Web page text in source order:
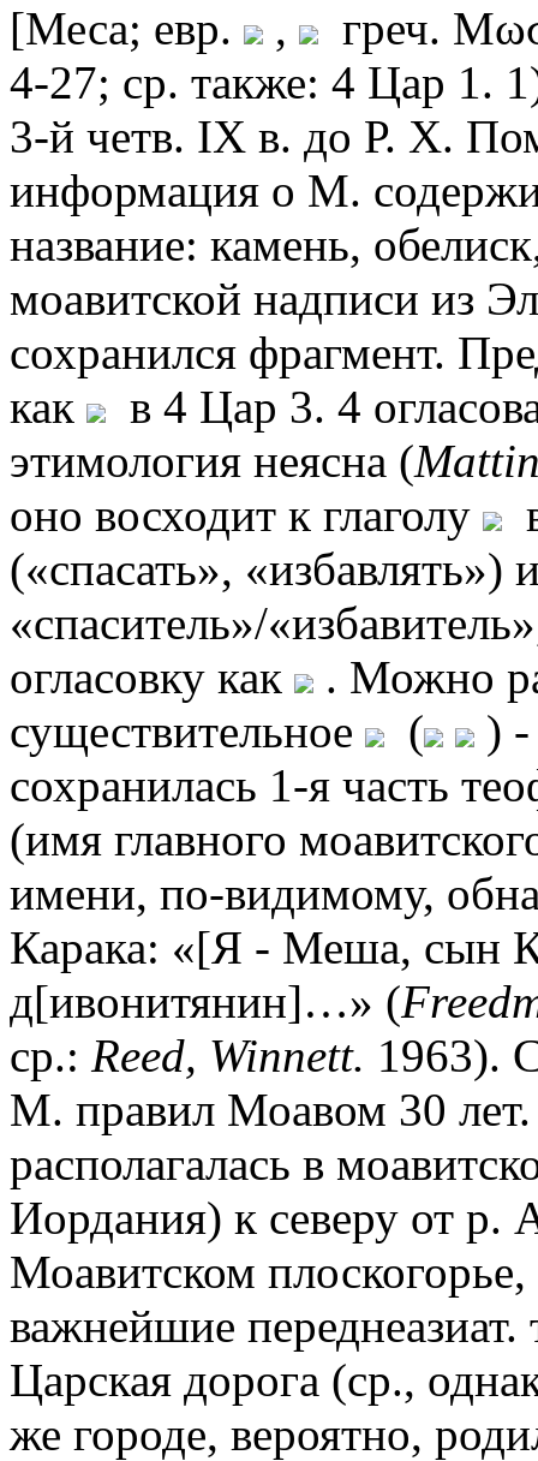
[Меса; евр. ,
греч.
4-27; ср. также: 4 Цар 1.
3-й четв. IX в. до Р. Х.
информация о М.
название: камень,
моавитской надписи из
сохранился фрагмент.
как
в 4 Цар 3. 4
этимология неясна (
оно восходит к глаголу
(«спасать», «избавлять»)
«спаситель»/
огласовку как
. Можно
существительное
(
)
сохранилась 1-я часть
(имя главного
имени, по-видимому,
Карака: «[Я - Меша, сын
д[ивонитянин]…» (
ср.: Reed, Winnett. 1963).
М. правил Моавом 30
располагалась в
Иордания) к северу от
Моавитском плоскогорье,
важнейшие
Царская дорога (ср.,
же городе, вероятно,